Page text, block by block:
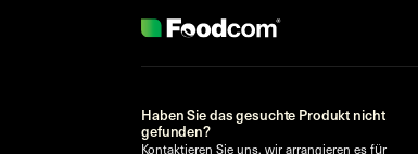
Haben Sie das gesuchte Produkt nicht
gefunden?
Kontaktieren Sie uns, wir arrangieren es für